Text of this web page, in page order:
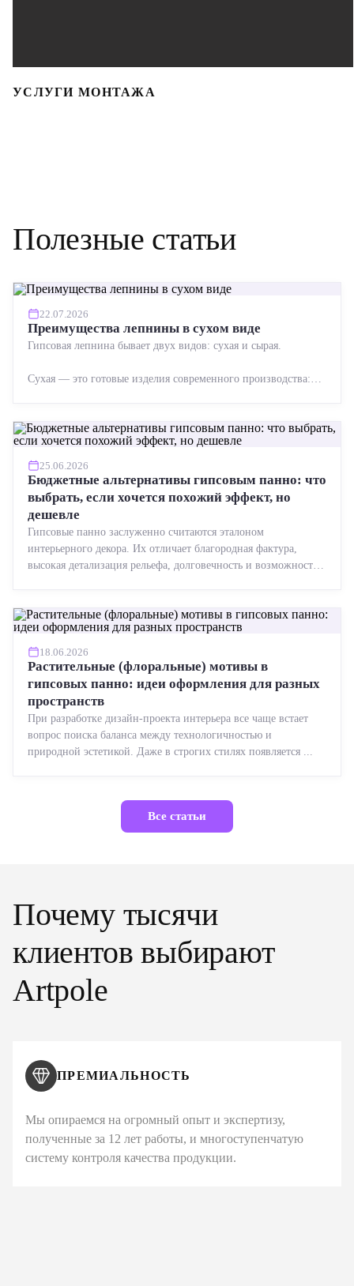
УСЛУГИ МОНТАЖА
Полезные статьи
22.07.2026
Преимущества лепнины в сухом виде
Гипсовая лепнина бывает двух видов: сухая и сырая.
Сухая — это готовые изделия современного производства:
25.06.2026
Бюджетные альтернативы гипсовым панно: что
выбрать, если хочется похожий эффект, но
дешевле
Гипсовые панно заслуженно считаются эталоном
интерьерного декора. Их отличает благородная фактура,
высокая детализация рельефа, долговечность и возможность
18.06.2026
Растительные (флоральные) мотивы в
гипсовых панно: идеи оформления для разных
пространств
При разработке дизайн-проекта интерьера все чаще встает
вопрос поиска баланса между технологичностью и
природной эстетикой. Даже в строгих стилях появляется ...
Все статьи
Почему тысячи
клиентов выбирают
Artpole
ПРЕМИАЛЬНОСТЬ
Мы опираемся на огромный опыт и экспертизу,
полученные за 12 лет работы, и многоступенчатую
систему контроля качества продукции.